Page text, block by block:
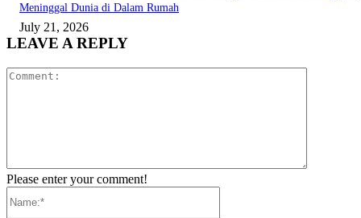
Meninggal Dunia di Dalam Rumah
July 21, 2026
LEAVE A REPLY
Please enter your comment!